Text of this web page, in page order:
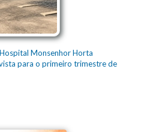
Monsenhor Horta
para o primeiro trimestre de